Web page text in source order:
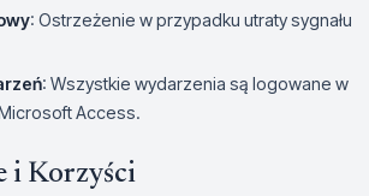
: Ostrzeżenie w przypadku utraty sygnału
: Wszystkie wydarzenia są logowane w
Access.
i Korzyści